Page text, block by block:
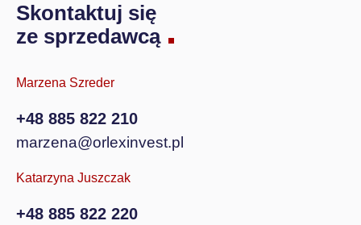
Skontaktuj się
ze sprzedawcą
Marzena Szreder
+48 885 822 210
marzena@orlexinvest.pl
Katarzyna Juszczak
+48 885 822 220